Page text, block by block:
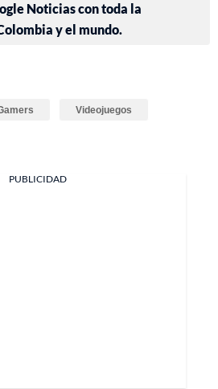
Noticias con toda la
y el mundo.
Videojuegos
PUBLICIDAD